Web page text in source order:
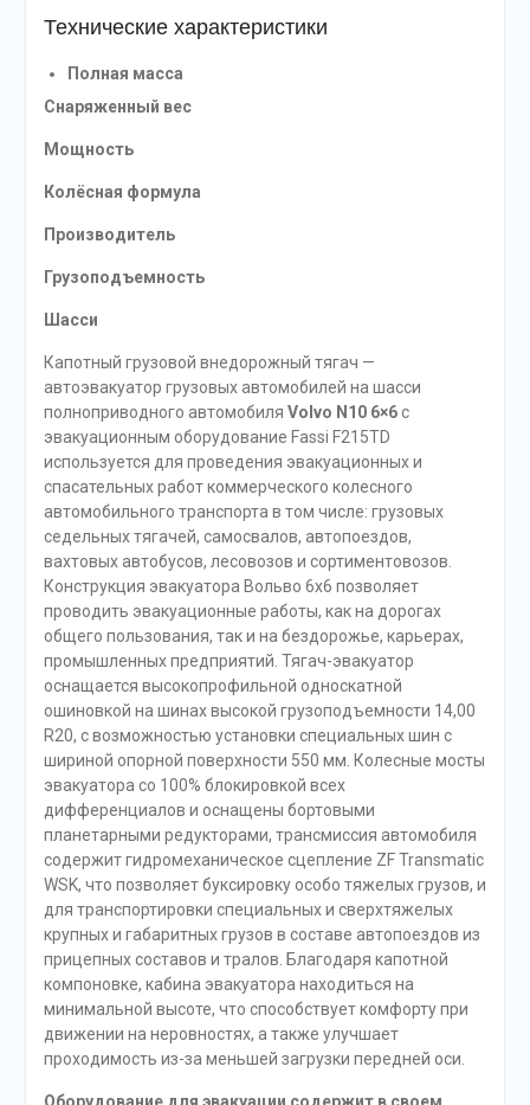
Технические характеристики
Полная масса
Снаряженный вес
Мощность
Колёсная формула
Производитель
Грузоподъемность
Шасси
Капотный грузовой внедорожный тягач —
автоэвакуатор грузовых автомобилей на шасси
полноприводного автомобиля Volvo N10 6×6с
эвакуационным оборудование Fassi F215TD
используется для проведения эвакуационных и
спасательных работ коммерческого колесного
автомобильного транспорта в том числе: грузовых
седельных тягачей, самосвалов, автопоездов,
вахтовых автобусов, лесовозов и сортиментовозов.
Конструкция эвакуатора Вольво 6х6 позволяет
проводить эвакуационные работы, как на дорогах
общего пользования, так и на бездорожье, карьерах,
промышленных предприятий. Тягач-эвакуатор
оснащается высокопрофильной односкатной
ошиновкой на шинах высокой грузоподъемности 14,00
R20, с возможностью установки специальных шин с
шириной опорной поверхности 550 мм. Колесные мосты
эвакуатора со 100% блокировкой всех
дифференциалов и оснащены бортовыми
планетарными редукторами, трансмиссия автомобиля
содержит гидромеханическое сцепление ZF Transmatic
WSK, что позволяет буксировку особо тяжелых грузов, и
для транспортировки специальных и сверхтяжелых
крупных и габаритных грузов в составе автопоездов из
прицепных составов и тралов. Благодаря капотной
компоновке, кабина эвакуатора находиться на
минимальной высоте, что способствует комфорту при
движении на неровностях, а также улучшает
проходимость из-за меньшей загрузки передней оси.